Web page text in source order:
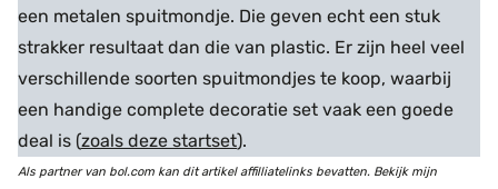
een metalen spuitmondje. Die geven echt een stuk
strakker resultaat dan die van plastic. Er zijn heel veel
verschillende soorten spuitmondjes te koop, waarbij
een handige complete decoratie set vaak een goede
deal is (zoals deze startset).
Als partner van bol.com kan dit artikel affilliatelinks bevatten. Bekijk mijn